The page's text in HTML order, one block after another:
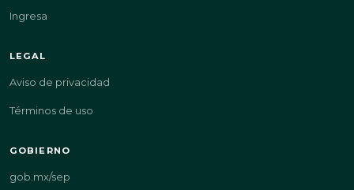
Ingresa
LEGAL
Aviso de privacidad
Términos de uso
GOBIERNO
gob.mx/sep